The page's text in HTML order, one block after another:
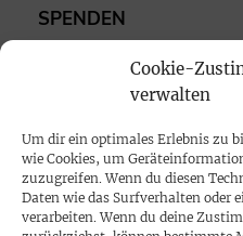
Cookie-
verwalten
Um dir ein optimales Erlebnis zu
wie Cookies, um
zuzugreifen. Wenn du diesen
Daten wie das Surfverhalten oder
verarbeiten. Wenn du deine
SPENDEN
Cookie-Richtlinie